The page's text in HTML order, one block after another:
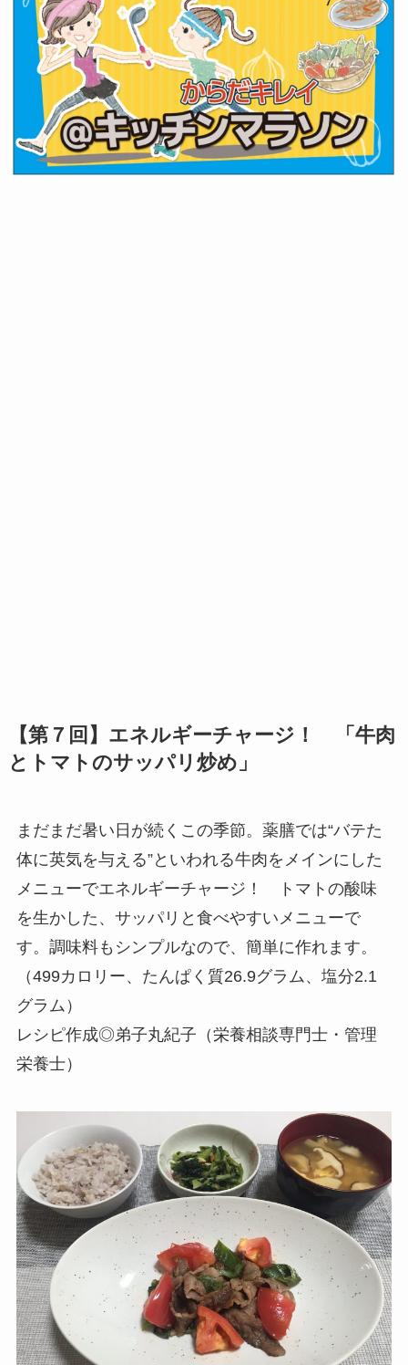
【第７回】エネルギーチャージ！ 「牛肉
とトマトのサッパリ炒め」
まだまだ暑い日が続くこの季節。薬膳では“バテた
体に英気を与える”といわれる牛肉をメインにした
メニューでエネルギーチャージ！ トマトの酸味
を生かした、サッパリと食べやすいメニューで
す。調味料もシンプルなので、簡単に作れます。
（499カロリー、たんぱく質26.9グラム、塩分2.1
グラム）
レシピ作成◎弟子丸紀子（栄養相談専門士・管理
栄養士）